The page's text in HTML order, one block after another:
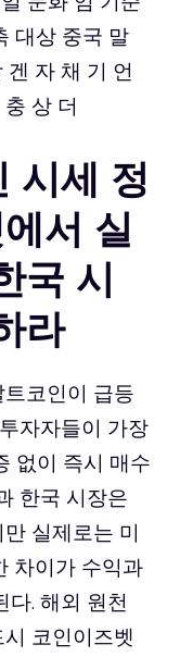
대상 중국 말
겐 자 채 기 언
상 더
시세 정
서 실
국 시
라
코인이 급등
자자들이 가장
없이 즉시 매수
한국 시장은
실제로는 미
차이가 수익과
. 해외 원천
코인이즈벳